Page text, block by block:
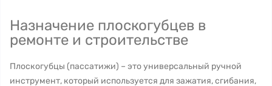
Назначение плоскогубцев в
ремонте и строительстве
Плоскогубцы (пассатижи) – это универсальный ручной
инструмент, который используется для зажатия, сгибания,